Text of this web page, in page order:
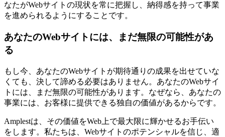
なたがWebサイトの現状を常に把握し、納得感を持って事業
を進められるようにすることです。
あなたのWebサイトには、まだ無限の可能性があ
る
もし今、あなたのWebサイトが期待通りの成果を出せていな
くても、決して諦める必要はありません。あなたのWebサイ
トには、まだ無限の可能性があります。なぜなら、あなたの
事業には、お客様に提供できる独自の価値があるからです。
Amplestは、その価値をWeb上で最大限に輝かせるお手伝い
をします。私たちは、Webサイトのポテンシャルを信じ、適